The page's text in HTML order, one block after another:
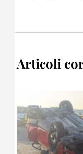
Articoli